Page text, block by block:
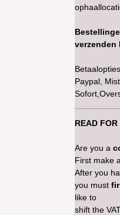
verzenden
Paypal,
READ FOR
Are you a
First make
After you
you must
like to
shift the